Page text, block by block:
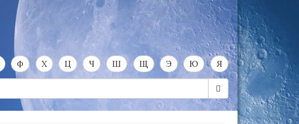
Ф Х Ц Ч Ш Щ Э Ю Я